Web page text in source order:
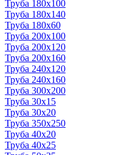
Труба 180x100
Труба 180x140
Труба 180x60
Труба 200x100
Труба 200x120
Труба 200x160
Труба 240x120
Труба 240x160
Труба 300x200
Труба 30x15
Труба 30x20
Труба 350x250
Труба 40x20
Труба 40x25